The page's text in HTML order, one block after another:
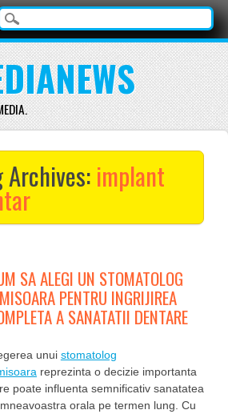
Archives:implant
SA ALEGI UN STOMATOLOG
PENTRU INGRIJIREA
A SANATATII DENTARE
unui stomatolog
reprezinta o decizie importanta
poate influenta semnificativ sanatatea
orala pe termen lung. Cu